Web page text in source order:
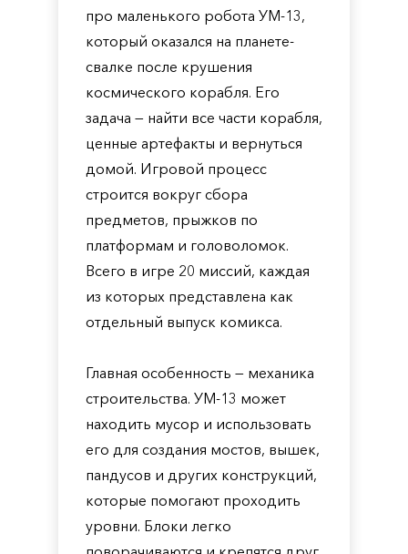
про маленького робота УМ-13,
который оказался на планете-
свалке после крушения
космического корабля. Его
задача — найти все части корабля,
ценные артефакты и вернуться
домой. Игровой процесс
строится вокруг сбора
предметов, прыжков по
платформам и головоломок.
Всего в игре 20 миссий, каждая
из которых представлена как
отдельный выпуск комикса.
Главная особенность — механика
строительства. УМ-13 может
находить мусор и использовать
его для создания мостов, вышек,
пандусов и других конструкций,
которые помогают проходить
уровни. Блоки легко